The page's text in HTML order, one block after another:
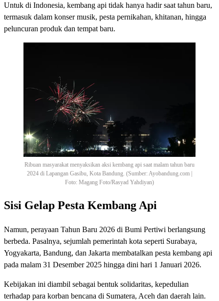
Untuk di Indonesia, kembang api tidak hanya hadir saat tahun baru,
termasuk dalam konser musik, pesta pernikahan, khitanan, hingga
peluncuran produk dan tempat baru.
Ribuan masyarakat menyaksikan aksi kembang api saat malam tahun baru
2024 di Lapangan Gasibu, Kota Bandung. (Sumber: Ayobandung.com |
Foto: Magang Foto/Rasyad Yahdiyan)
Sisi Gelap Pesta Kembang Api
Namun, perayaan Tahun Baru 2026 di Bumi Pertiwi berlangsung
berbeda. Pasalnya, sejumlah pemerintah kota seperti Surabaya,
Yogyakarta, Bandung, dan Jakarta membatalkan pesta kembang api
pada malam 31 Desember 2025 hingga dini hari 1 Januari 2026.
Kebijakan ini diambil sebagai bentuk solidaritas, kepedulian
terhadap para korban bencana di Sumatera, Aceh dan daerah lain.